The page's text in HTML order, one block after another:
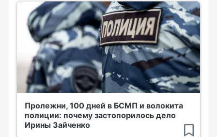
Пролежни, 100 дней в БСМП и волокита
полиции: почему застопорилось дело
Ирины Зайченко